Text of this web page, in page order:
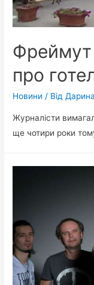
Фреймут
про
Новини / Від Дарина
Журналісти
ще чотири роки